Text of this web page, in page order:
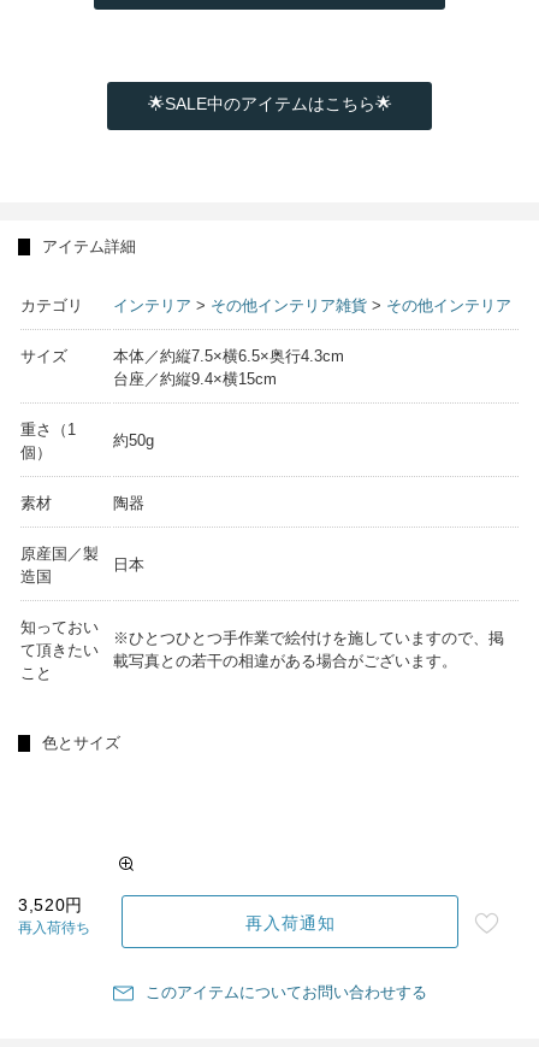
🌟SALE中のアイテムはこちら🌟
アイテム詳細
カテゴリ インテリア > その他インテリア雑貨 > その他インテリア
サイズ
本体／約縦7.5×横6.5×奥行4.3cm
台座／約縦9.4×横15cm
重さ（1
個）
約50g
素材 陶器
原産国／製
造国
日本
知っておい
て頂きたい
こと
※ひとつひとつ手作業で絵付けを施していますので、掲
載写真との若干の相違がある場合がございます。
色とサイズ
3,520円
再入荷待ち 再入荷通知
このアイテムについてお問い合わせする